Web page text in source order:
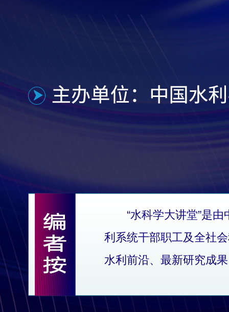
“水科学大讲堂”是
利系统干部职工及全社
水利前沿、最新研究成